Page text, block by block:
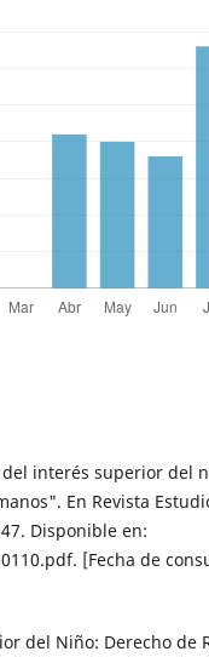
del interés superior del
En Revista
Disponible en:
[Fecha de
del Niño: Derecho de